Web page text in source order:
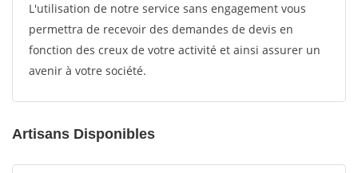
L'utilisation de notre service sans engagement vous
permettra de recevoir des demandes de devis en
fonction des creux de votre activité et ainsi assurer un
avenir à votre société.
Artisans Disponibles